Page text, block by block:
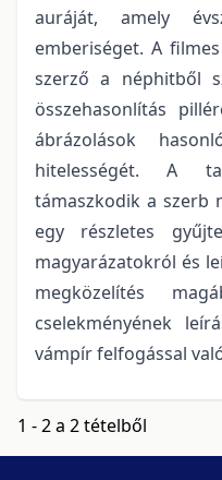
auráját, amely
emberiséget. A
szerző a néphitből
összehasonlítás
ábrázolások
hitelességét. A
támaszkodik a szerb
egy részletes
magyarázatokról és
megközelítés
cselekményének
vámpír felfogással
1 - 2 a 2 tételből